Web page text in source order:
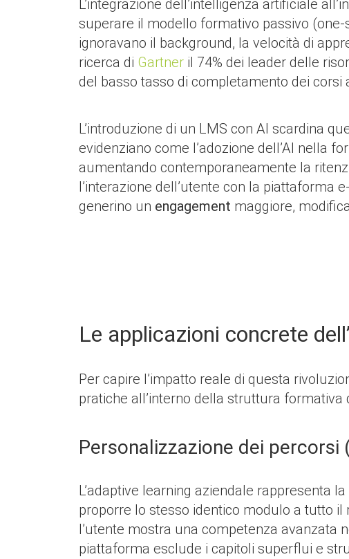
L’integrazione dell’intelligenza artificiale
superare il modello formativo passivo
ignoravano il background, la velocità di
ricerca di Gartner il 74% dei leader delle
del basso tasso di completamento dei corsi
L’introduzione di un LMS con AI scardina
evidenziano come l’adozione dell’AI nella
aumentando contemporaneamente la
l’interazione dell’utente con la piattaforma
generino un engagement maggiore,
Le applicazioni concrete
Per capire l’impatto reale di questa
pratiche all’interno della struttura formativa
Personalizzazione dei percorsi
L’adaptive learning aziendale rappresenta
proporre lo stesso identico modulo a tutto
l’utente mostra una competenza avanzata
piattaforma esclude i capitoli superflui e